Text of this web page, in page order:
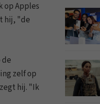
op Apples
hij, "de
zelf op
hij. "Ik